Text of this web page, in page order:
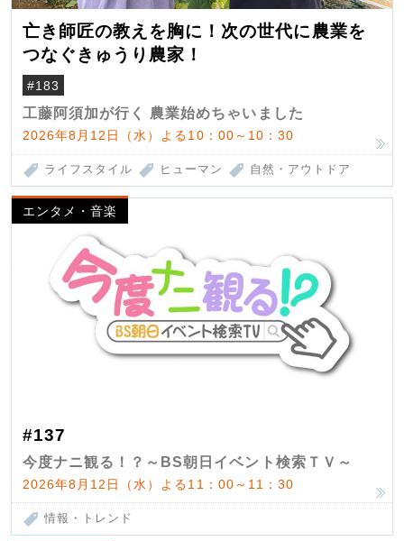
亡き師匠の教えを胸に！次の世代に農業を
つなぐきゅうり農家！
#183
工藤阿須加が行く 農業始めちゃいました
2026年8月12日（水）よる10：00～10：30
ライフスタイル ヒューマン 自然・アウトドア
エンタメ・音楽
#137
今度ナニ観る！？～BS朝日イベント検索ＴＶ～
2026年8月12日（水）よる11：00～11：30
情報・トレンド